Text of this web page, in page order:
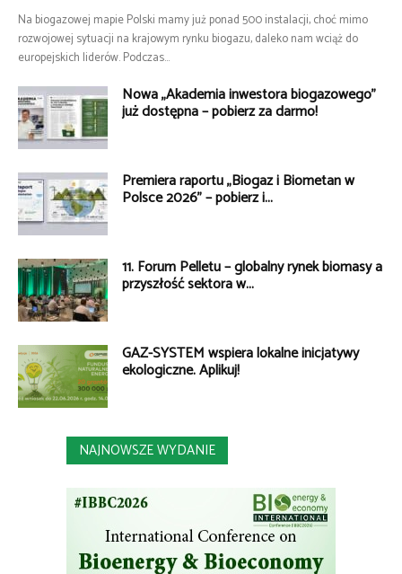
Na biogazowej mapie Polski mamy już ponad 500 instalacji, choć mimo
rozwojowej sytuacji na krajowym rynku biogazu, daleko nam wciąż do
europejskich liderów. Podczas...
Nowa „Akademia inwestora biogazowego”
już dostępna – pobierz za darmo!
Premiera raportu „Biogaz i Biometan w
Polsce 2026” – pobierz i...
11. Forum Pelletu – globalny rynek biomasy a
przyszłość sektora w...
GAZ-SYSTEM wspiera lokalne inicjatywy
ekologiczne. Aplikuj!
NAJNOWSZE WYDANIE